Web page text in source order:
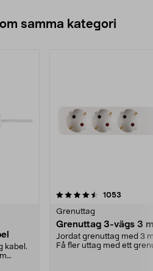
samma kategori
kabel.
1053
Grenuttag
Grenuttag 3-vägs 3
Jordat grenuttag med 3
Få fler uttag med ett
4.5 av 5 stjärnor